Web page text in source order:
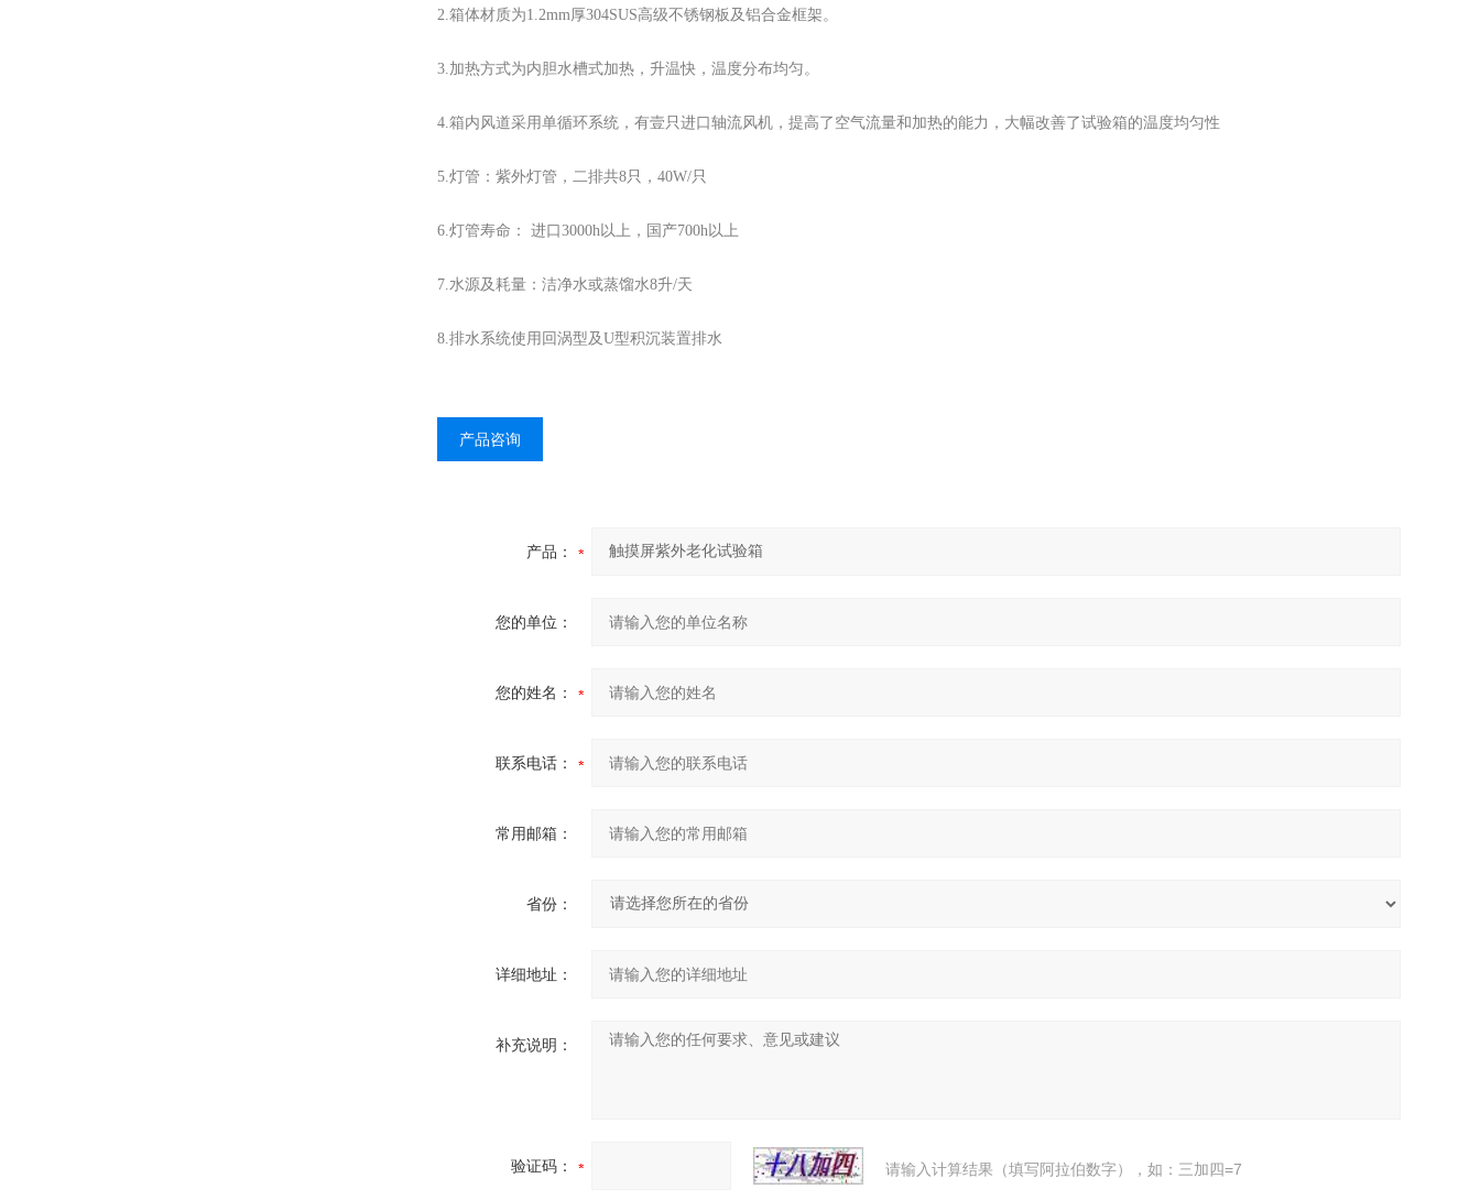
2.箱体材质为1.2mm厚304SUS高级不锈钢板及铝合金框架。
3.加热方式为内胆水槽式加热，升温快，温度分布均匀。
4.箱内风道采用单循环系统，有壹只进口轴流风机，提高了空气流量和加热的能力，大幅改善了试验箱的温度均匀性
5.灯管：紫外灯管，二排共8只，40W/只
6.灯管寿命： 进口3000h以上，国产700h以上
7.水源及耗量：洁净水或蒸馏水8升/天
8.排水系统使用回涡型及U型积沉装置排水
产品咨询
产品：
您的单位：
您的姓名：
联系电话：
常用邮箱：
省份：
详细地址：
补充说明：
验证码： 请输入计算结果（填写阿拉伯数字），如：三加四=7